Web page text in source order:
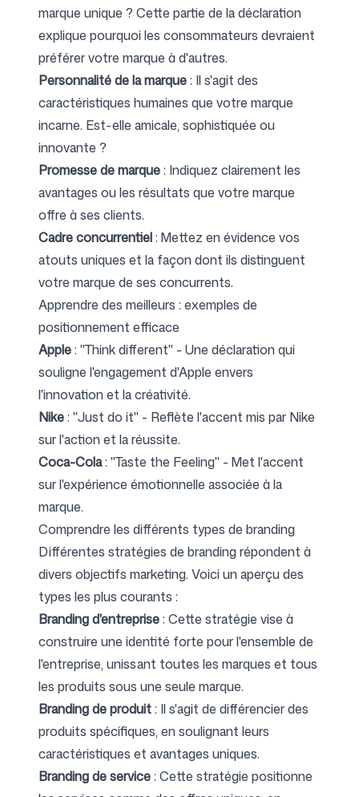
Connexion S'inscrire
marque unique ? Cette partie de la déclaration
explique pourquoi les consommateurs devraient
préférer votre marque à d'autres.
Personnalité de la marque: Il s'agit des
caractéristiques humaines que votre marque
incarne. Est-elle amicale, sophistiquée ou
innovante ?
Promesse de marque: Indiquez clairement les
avantages ou les résultats que votre marque
offre à ses clients.
Cadre concurrentiel: Mettez en évidence vos
atouts uniques et la façon dont ils distinguent
votre marque de ses concurrents.
Apprendre des meilleurs : exemples de
positionnement efficace
Apple: "Think different" - Une déclaration qui
souligne l'engagement d'Apple envers
l'innovation et la créativité.
Nike: "Just do it" - Reflète l'accent mis par Nike
sur l'action et la réussite.
Coca-Cola: "Taste the Feeling" - Met l'accent
sur l'expérience émotionnelle associée à la
marque.
Comprendre les différents types de branding
Différentes stratégies de branding répondent à
divers objectifs marketing. Voici un aperçu des
types les plus courants :
Branding d'entreprise: Cette stratégie vise à
construire une identité forte pour l'ensemble de
l'entreprise, unissant toutes les marques et tous
les produits sous une seule marque.
Branding de produit: Il s'agit de différencier des
produits spécifiques, en soulignant leurs
caractéristiques et avantages uniques.
Branding de service: Cette stratégie positionne